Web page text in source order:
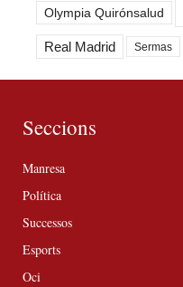
Olympia Quirónsalud
Real Madrid Sermas
Seccions
Manresa
Política
Successos
Esports
Oci